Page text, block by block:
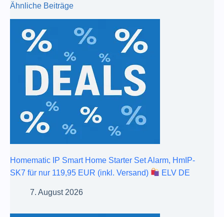
Ähnliche Beiträge
Homematic IP Smart Home Starter Set Alarm, HmIP-
SK7 für nur 119,95 EUR (inkl. Versand)
ELV DE
7. August 2026